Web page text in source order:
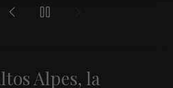
Alpes, la